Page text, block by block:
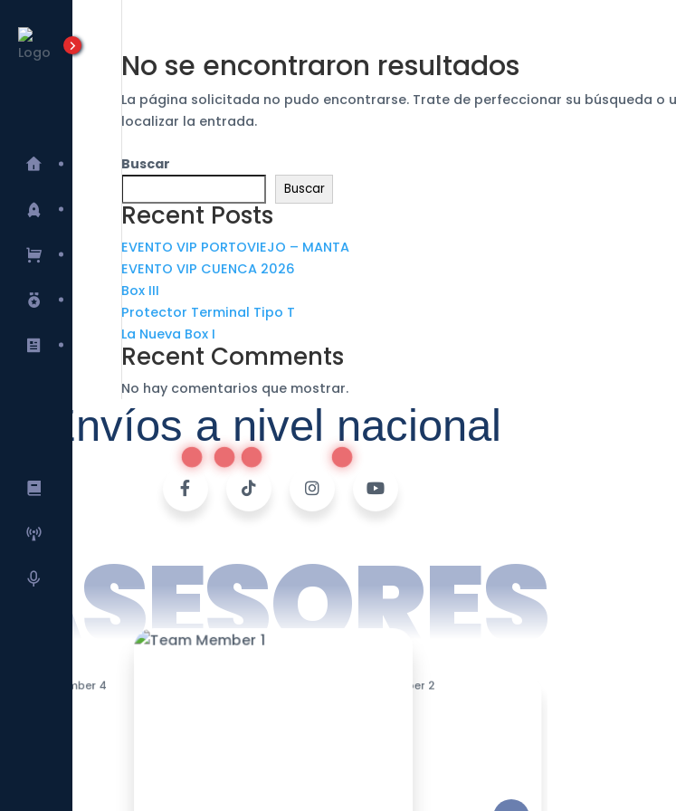
Tensortec
Lanzamientos
E-commerce
Marcas
Blog
Universidad Tensortec
Cursos
No se encontraron resultados
La página solicitada no pudo encontrarse. Trate de perfeccionar su búsqueda o
localizar la entrada.
Buscar
Buscar
Recent Posts
EVENTO VIP PORTOVIEJO – MANTA
EVENTO VIP CUENCA 2026
Box III
Protector Terminal Tipo T
La Nueva Box I
Recent Comments
No hay comentarios que mostrar.
Envíos a nivel nacional
ASESORES